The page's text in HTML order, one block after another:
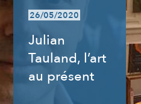
26/05/2020
Julian
Tauland, l’art
au présent